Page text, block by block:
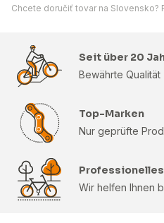
Chcete doručiť tovar na Slovensko?
Seit über 20
Bewährte Qualität
Top-Marken
Nur geprüfte
Wir helfen Ihnen